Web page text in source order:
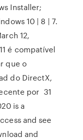
Installer;
10 | 8 | 7.
12,
é compatível
que o
do DirectX,
por 31
is a
and see
and